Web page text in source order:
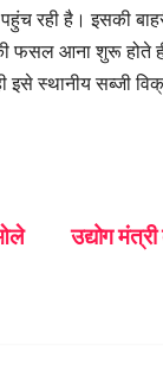
रही है। इसकी
फसल आना शुरू होते
इसे स्थानीय सब्जी
उद्योग